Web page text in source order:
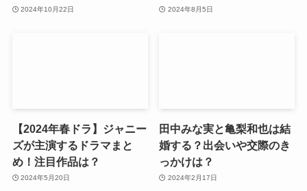
2024年10月22日 2024年8月5日
【2024年春ドラ】ジャニー
ズが主演するドラマまと
め！注目作品は？
2024年5月20日
田中みな実と亀梨和也は結
婚する？出会いや交際のき
っかけは？
2024年2月17日